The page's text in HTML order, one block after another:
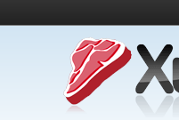
¿Qué es esto?
Directorio